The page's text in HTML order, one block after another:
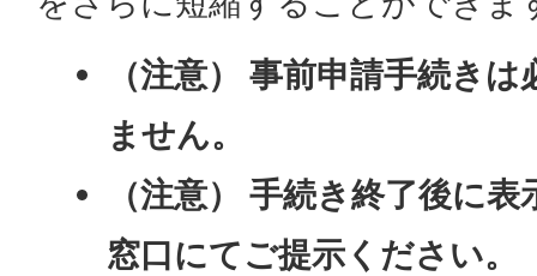
（注意） 事前申請手続き
ません。
（注意） 手続き終了後に
窓口にてご提示ください。